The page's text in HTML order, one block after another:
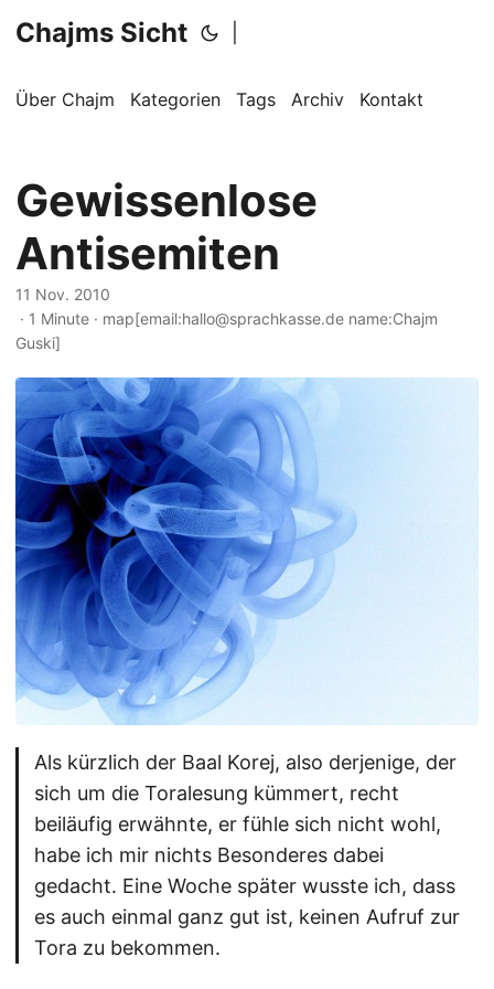
Chajms Sicht
Über Chajm Kategorien Tags Archiv Kontakt
Gewissenlose
Antisemiten
11 Nov. 2010
· 1 Minute · map[email:hallo@sprachkasse.de name:Chajm
Guski]
Als kürzlich der Baal Korej, also derjenige, der
sich um die Toralesung kümmert, recht
beiläufig erwähnte, er fühle sich nicht wohl,
habe ich mir nichts Besonderes dabei
gedacht. Eine Woche später wusste ich, dass
es auch einmal ganz gut ist, keinen Aufruf zur
Tora zu bekommen.